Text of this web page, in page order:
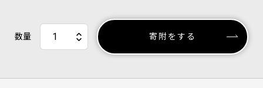
数量 寄附をする